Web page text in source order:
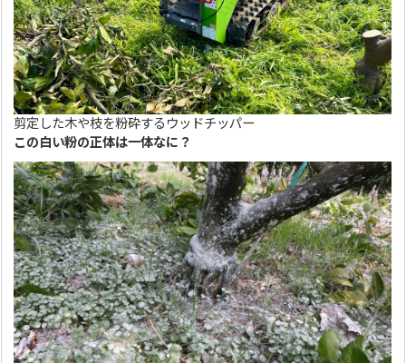
剪定した木や枝を粉砕するウッドチッパー
この白い粉の正体は一体なに？